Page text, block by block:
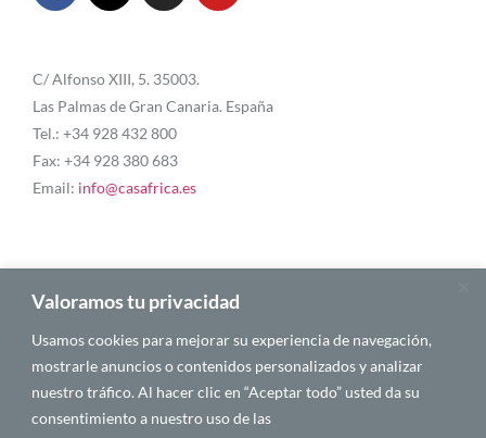
Valoramos tu privacidad
Usamos cookies para mejorar su experiencia de navegación,
mostrarle anuncios o contenidos personalizados y analizar
nuestro tráfico. Al hacer clic en “Aceptar todo” usted da su
consentimiento a nuestro uso de las
C/ Alfonso XIII, 5. 35003.
Las Palmas de Gran Canaria. España
Tel.: +34 928 432 800
Fax: +34 928 380 683
Email: info@casafrica.es
Blog
Quiénes somos
Autores